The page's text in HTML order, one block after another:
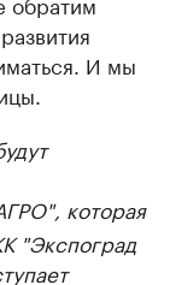
И мы
которая
"Экспоград